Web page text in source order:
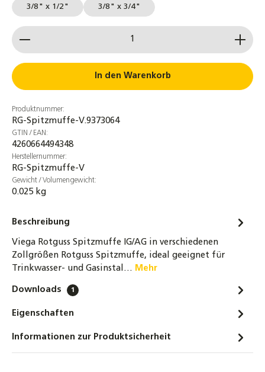
3/8" x 1/2" 3/8" x 3/4"
Produkt Anzahl: Gib den gewünschten Wert ein
In den Warenkorb
Produktnummer:
RG-Spitzmuffe-V.9373064
GTIN / EAN:
4260664494348
Herstellernummer:
RG-Spitzmuffe-V
Gewicht / Volumengewicht:
0.025 kg
Beschreibung
Viega Rotguss Spitzmuffe IG/AG in verschiedenen
Zollgrößen Rotguss Spitzmuffe, ideal geeignet für
Trinkwasser- und Gasinstal… Mehr
Downloads 1
Eigenschaften
Informationen zur Produktsicherheit